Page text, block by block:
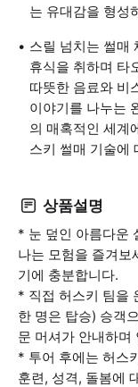
는 유대감을 형성
스릴 넘치는 썰매
휴식을 취하며 타
따뜻한 음료와 비
이야기를 나누는
의 매혹적인 세계
스키 썰매 기술에
상품설명
* 눈 덮인 아름다운
나는 모험을 즐겨보
기에 충분합니다.
* 직접 허스키 팀을
한 명은 탑승) 승객
문 머셔가 안내하며
* 투어 후에는 허스
훈련, 성격, 돌봄에